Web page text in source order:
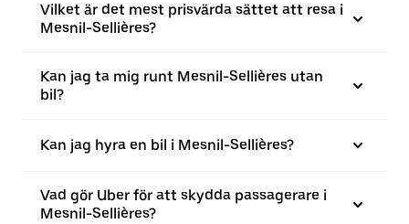
Vilket är det mest prisvärda sättet att resa i
Mesnil-Sellières?
Kan jag ta mig runt Mesnil-Sellières utan
bil?
Kan jag hyra en bil i Mesnil-Sellières?
Vad gör Uber för att skydda passagerare i
Mesnil-Sellières?